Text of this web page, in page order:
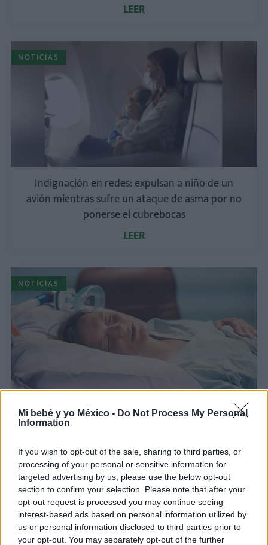
Mi bebé y yo México - Do Not Process My Personal
Information
If you wish to opt-out of the sale, sharing to third parties, or
processing of your personal or sensitive information for
targeted advertising by us, please use the below opt-out
section to confirm your selection. Please note that after your
opt-out request is processed you may continue seeing
interest-based ads based on personal information utilized by
us or personal information disclosed to third parties prior to
your opt-out. You may separately opt-out of the further
LEER
NOTICIAS
Indignación en redes: expulsan a niño de un
avión mientras sufre un ataque de asma por no
ponerse el cubrebocas
LEER
NOTICIAS
Una embarazada se niega a usar cubrebocas y
acude al parto con su abogado
LEER
NOTICIAS